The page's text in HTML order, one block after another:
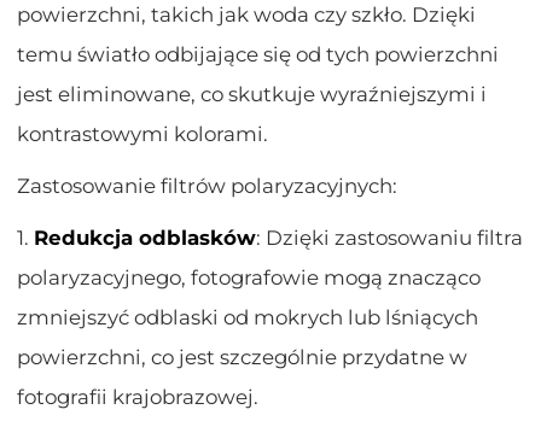
powierzchni, takich jak woda czy szkło. Dzięki
temu światło odbijające się od tych powierzchni
jest eliminowane, co skutkuje wyraźniejszymi i
kontrastowymi kolorami.
Zastosowanie filtrów polaryzacyjnych:
1. Redukcja odblasków: Dzięki zastosowaniu filtra
polaryzacyjnego, fotografowie mogą znacząco
zmniejszyć odblaski od mokrych lub lśniących
powierzchni, co jest szczególnie przydatne w
fotografii krajobrazowej.